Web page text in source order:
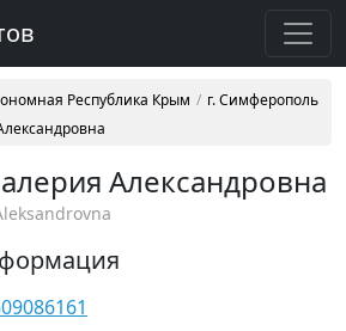
Республика Крым
г. Симферополь
Александровна